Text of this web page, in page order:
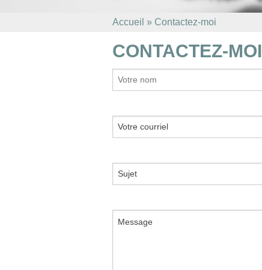
Accueil » Contactez-moi
CONTACTEZ-MOI